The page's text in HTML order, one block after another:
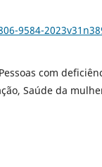
9584-
com
Saúde da